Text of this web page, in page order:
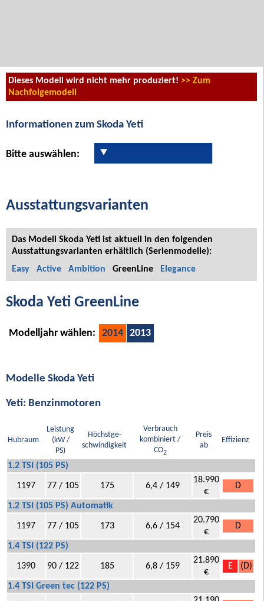
Dieses Modell wird nicht mehr produziert! >> Zum
Nachfolgemodell
Informationen zum Skoda Yeti
Bitte auswählen:
Ausstattungsvarianten
Das Modell Skoda Yeti ist aktuell in den folgenden
Ausstattungsvarianten erhältlich (Serienmodelle):
Easy
Active Ambition GreenLine Elegance
Skoda Yeti GreenLine
Modelljahr wählen: 2014 2013
Modelle Skoda Yeti
Yeti: Benzinmotoren
Hubraum
Leistung
(kW /
PS)
Höchstge-
schwindigkeit
Verbrauch
kombiniert /
CO2
Preis
ab
Effizienz
1.2 TSI (105 PS)
1197 77 / 105 175 6,4 / 149
18.990
€
D
1.2 TSI (105 PS) Automatik
1197 77 / 105 173 6,6 / 154
20.790
€
D
1.4 TSI (122 PS)
1390 90 / 122 185 6,8 / 159
21.890
€
E (D)
1.4 TSI Green tec (122 PS)